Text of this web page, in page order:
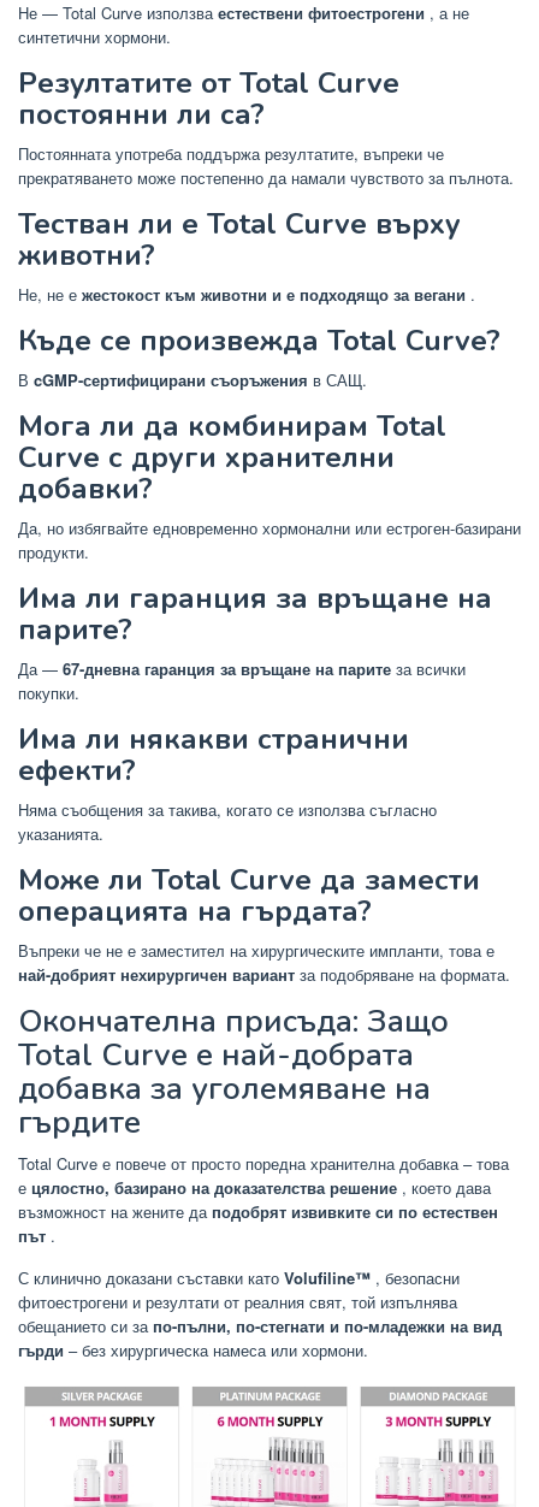
Не — Total Curve използваестествени фитоестрогени , а не
синтетични хормони.
Резултатите от Total Curve
постоянни ли са?
Постоянната употреба поддържа резултатите, въпреки че
прекратяването може постепенно да намали чувството за пълнота.
Тестван ли е Total Curve върху
животни?
Не, не е жестокост към животни и е подходящо за вегани .
Къде се произвежда Total Curve?
В cGMP-сертифицирани съоръжения в САЩ.
Мога ли да комбинирам Total
Curve с други хранителни
добавки?
Да, но избягвайте едновременно хормонални или естроген-базирани
продукти.
Има ли гаранция за връщане на
парите?
Да — 67-дневна гаранция за връщане на парите за всички
покупки.
Има ли някакви странични
ефекти?
Няма съобщения за такива, когато се използва съгласно
указанията.
Може ли Total Curve да замести
операцията на гърдата?
Въпреки че не е заместител на хирургическите импланти, това е
най-добрият нехирургичен вариант за подобряване на формата.
Окончателна присъда: Защо
Total Curve е най-добрата
добавка за уголемяване на
гърдите
Total Curve е повече от просто поредна хранителна добавка – това
е цялостно, базирано на доказателства решение , което дава
възможност на жените да подобрят извивките си по естествен
път .
С клинично доказани съставки като Volufiline™ , безопасни
фитоестрогени и резултати от реалния свят, той изпълнява
обещанието си за по-пълни, по-стегнати и по-младежки на вид
гърди – без хирургическа намеса или хормони.